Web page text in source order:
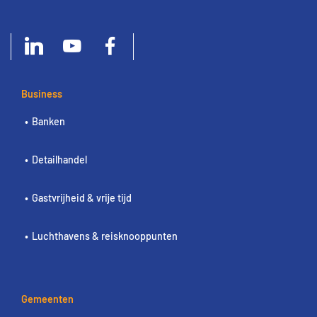
Business
Banken
Detailhandel
Gastvrijheid & vrije tijd
Luchthavens & reisknooppunten
Gemeenten